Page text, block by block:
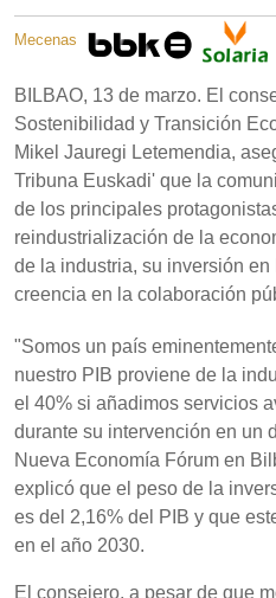
Mecenas
BILBAO, 13 de marzo. El
Sostenibilidad y Transición
Mikel Jauregi Letemendia,
Tribuna Euskadi' que la
de los principales
reindustrialización de la
de la industria, su inversión en
creencia en la colaboración
"Somos un país
nuestro PIB proviene de la
el 40% si añadimos servicios
durante su intervención en un
Nueva Economía Fórum en
explicó que el peso de la
es del 2,16% del PIB y que
en el año 2030.
El consejero, a pesar de que